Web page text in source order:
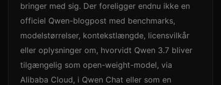
bringer med sig. Der foreligger endnu ikke en
officiel Qwen-blogpost med benchmarks,
modelstørrelser, kontekstlængde, licensvilkår
eller oplysninger om, hvorvidt Qwen 3.7 bliver
tilgængelig som open-weight-model, via
Alibaba Cloud, i Qwen Chat eller som en